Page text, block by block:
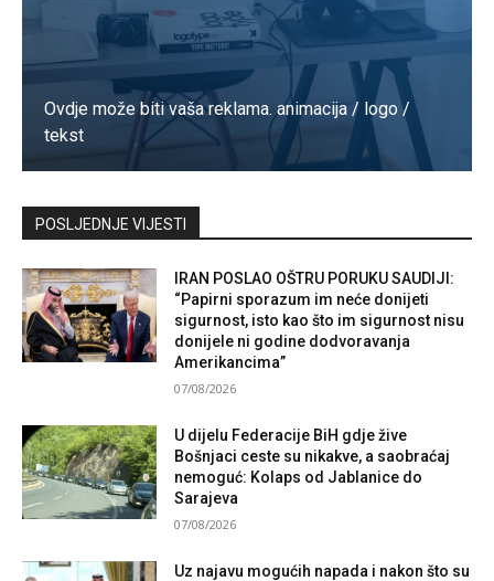
Ovdje može biti vaša reklama. animacija / logo /
tekst
Kontaktirajte nas
POSLJEDNJE VIJESTI
IRAN POSLAO OŠTRU PORUKU SAUDIJI:
“Papirni sporazum im neće donijeti
sigurnost, isto kao što im sigurnost nisu
donijele ni godine dodvoravanja
Amerikancima”
07/08/2026
U dijelu Federacije BiH gdje žive
Bošnjaci ceste su nikakve, a saobraćaj
nemoguć: Kolaps od Jablanice do
Sarajeva
07/08/2026
Uz najavu mogućih napada i nakon što su